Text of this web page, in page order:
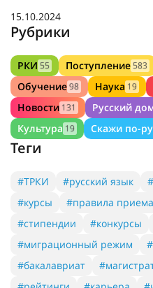
15.10.2024
Рубрики
РКИ 55 Поступление583
Обучение98 Наука 19
Новости 131 Русский
Культура 19 Скажи по-
Теги
#ТРКИ #русский язык
#курсы
#правила приема
#стипендии
#конкурсы
#миграционный режим
#бакалавриат